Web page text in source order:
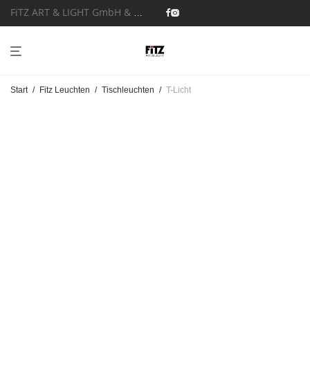
FiTZ ART & LIGHT GmbH & Co. KG
Start / Fitz Leuchten / Tischleuchten / T-Licht